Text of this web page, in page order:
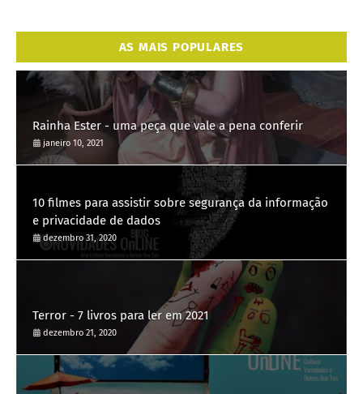
AS MAIS POPULARES
Rainha Ester - uma peça que vale a pena conferir
janeiro 10, 2021
10 filmes para assistir sobre segurança da informação
e privacidade de dados
dezembro 31, 2020
Terror - 7 livros para ler em 2021
dezembro 21, 2020